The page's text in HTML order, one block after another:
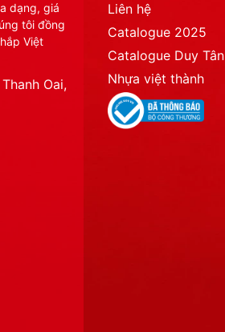
dạng, giá
tôi đồng
Việt
Oai,
Liên hệ
Catalogue 2025
Catalogue Duy Tân
Nhựa việt thành